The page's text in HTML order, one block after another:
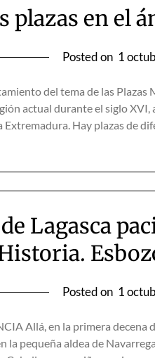
plazas en el
Posted on 1
del tema de las Plazas
actual durante el siglo
Extremadura. Hay plazas de
Lagasca
Posted on 1
Allá, en la primera decena
la pequeña aldea de